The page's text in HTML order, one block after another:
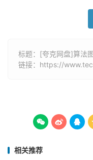
标题：[夸克网盘]算法
链接： https://
  
相关推荐